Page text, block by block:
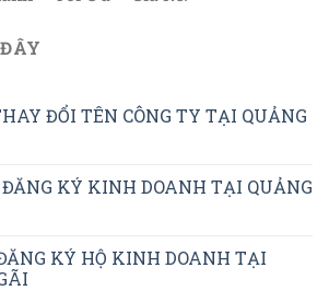
ĐỔI TÊN CÔNG TY TẠI QUẢNG
KÝ KINH DOANH TẠI QUẢNG
KÝ HỘ KINH DOANH TẠI